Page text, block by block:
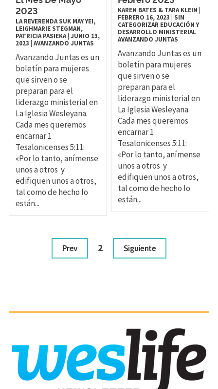
2023
LA REVERENDA SUK MAY YEI,
LEIGHMARIE STEGMAN,
PATRICIA PASIEKA| JUNIO 13,
2023 AVANZANDO JUNTAS
Avanzando Juntas es un
boletín para mujeres
que sirven o se
preparan para el
liderazgo ministerial en
La Iglesia Wesleyana.
Cada mes queremos
encarnar 1
Tesalonicenses 5:11:
«Por lo tanto, anímense
unos a otros y
edifiquen unos a otros,
tal como de hecho lo
están...
KAREN BATES & TARA KLEIN
FEBRERO 16, 2023
SIN
CATEGORIZAR EDUCACIÓN Y
DESARROLLO MINISTERIAL
AVANZANDO JUNTAS
Avanzando Juntas es un
boletín para mujeres
que sirven o se
preparan para el
liderazgo ministerial en
La Iglesia Wesleyana.
Cada mes queremos
encarnar 1
Tesalonicenses 5:11:
«Por lo tanto, anímense
unos a otros y
edifiquen unos a otros,
tal como de hecho lo
están...
Prev 2 Siguiente